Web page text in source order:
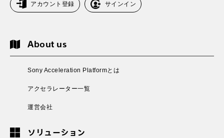
アカウント登録 サインイン
About us
Sony Acceleration Platformとは
アクセラレーター一覧
運営会社
ソリューション